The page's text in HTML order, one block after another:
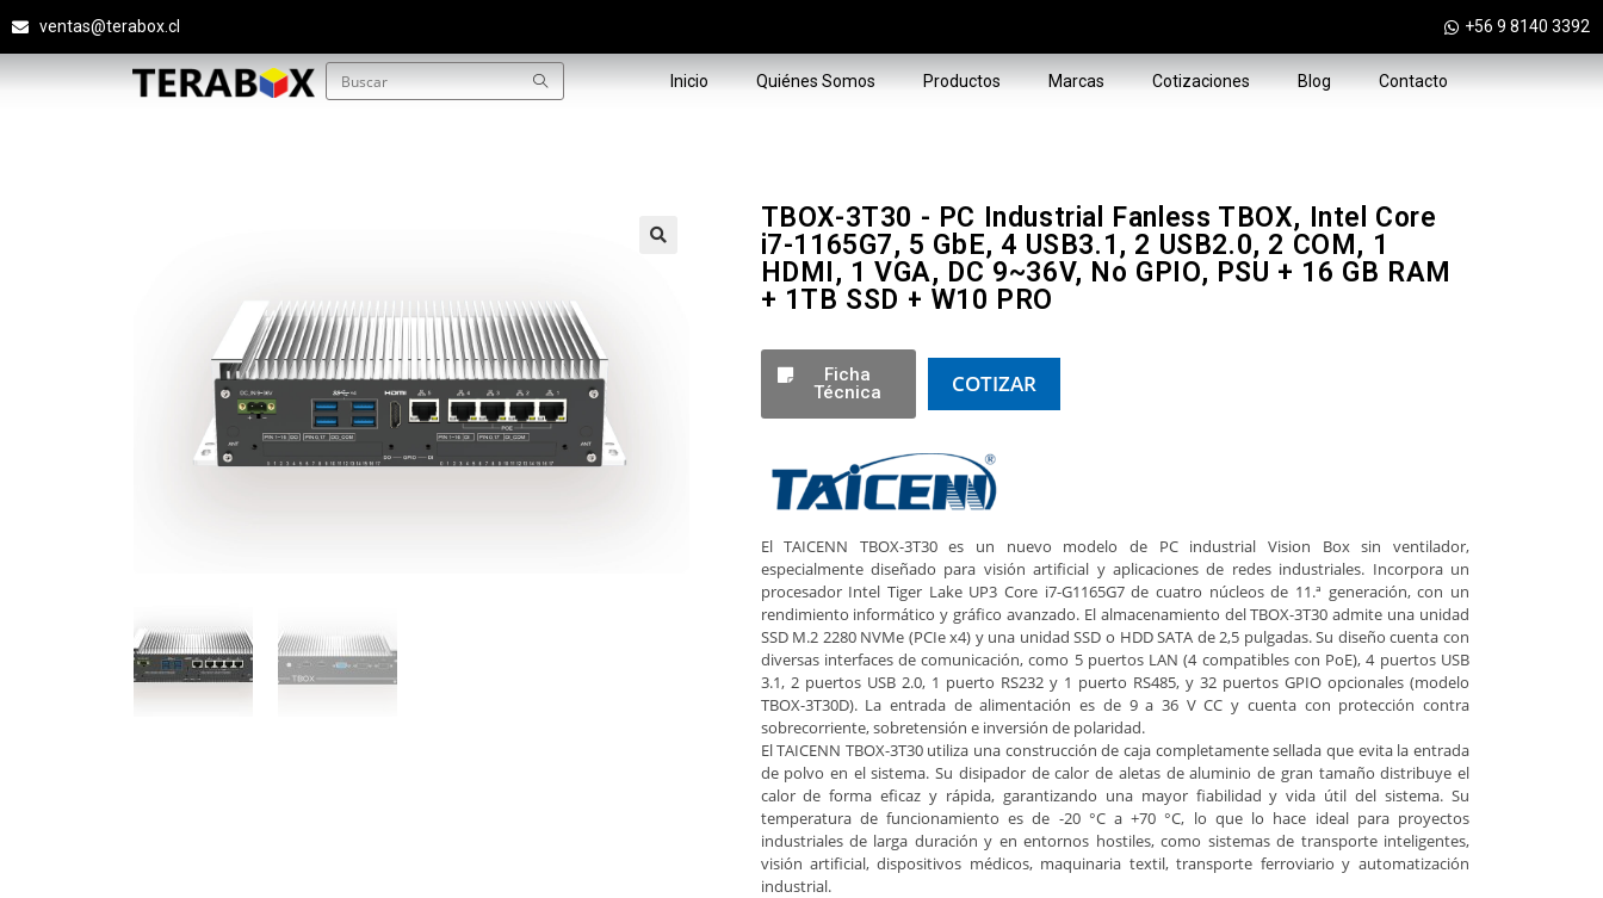
ventas@terabox.cl +56 9 8140 3392
Inicio Quiénes Somos Productos Marcas Cotizaciones Blog Contacto
TBOX-3T30 - PC Industrial Fanless TBOX, Intel Core
i7-1165G7, 5 GbE, 4 USB3.1, 2 USB2.0, 2 COM, 1
HDMI, 1 VGA, DC 9~36V, No GPIO, PSU + 16 GB RAM
+ 1TB SSD + W10 PRO
Ficha
Técnica
COTIZAR
El TAICENN TBOX-3T30 es un nuevo modelo de PC industrial Vision Box sin ventilador,
especialmente diseñado para visión artificial y aplicaciones de redes industriales. Incorpora un
procesador Intel Tiger Lake UP3 Core i7-G1165G7 de cuatro núcleos de 11.ª generación, con un
rendimiento informático y gráfico avanzado. El almacenamiento del TBOX-3T30 admite una unidad
SSD M.2 2280 NVMe (PCIe x4) y una unidad SSD o HDD SATA de 2,5 pulgadas. Su diseño cuenta con
diversas interfaces de comunicación, como 5 puertos LAN (4 compatibles con PoE), 4 puertos USB
3.1, 2 puertos USB 2.0, 1 puerto RS232 y 1 puerto RS485, y 32 puertos GPIO opcionales (modelo
TBOX-3T30D). La entrada de alimentación es de 9 a 36 V CC y cuenta con protección contra
sobrecorriente, sobretensión e inversión de polaridad.
El TAICENN TBOX-3T30 utiliza una construcción de caja completamente sellada que evita la entrada
de polvo en el sistema. Su disipador de calor de aletas de aluminio de gran tamaño distribuye el
calor de forma eficaz y rápida, garantizando una mayor fiabilidad y vida útil del sistema. Su
temperatura de funcionamiento es de -20 °C a +70 °C, lo que lo hace ideal para proyectos
industriales de larga duración y en entornos hostiles, como sistemas de transporte inteligentes,
visión artificial, dispositivos médicos, maquinaria textil, transporte ferroviario y automatización
industrial.